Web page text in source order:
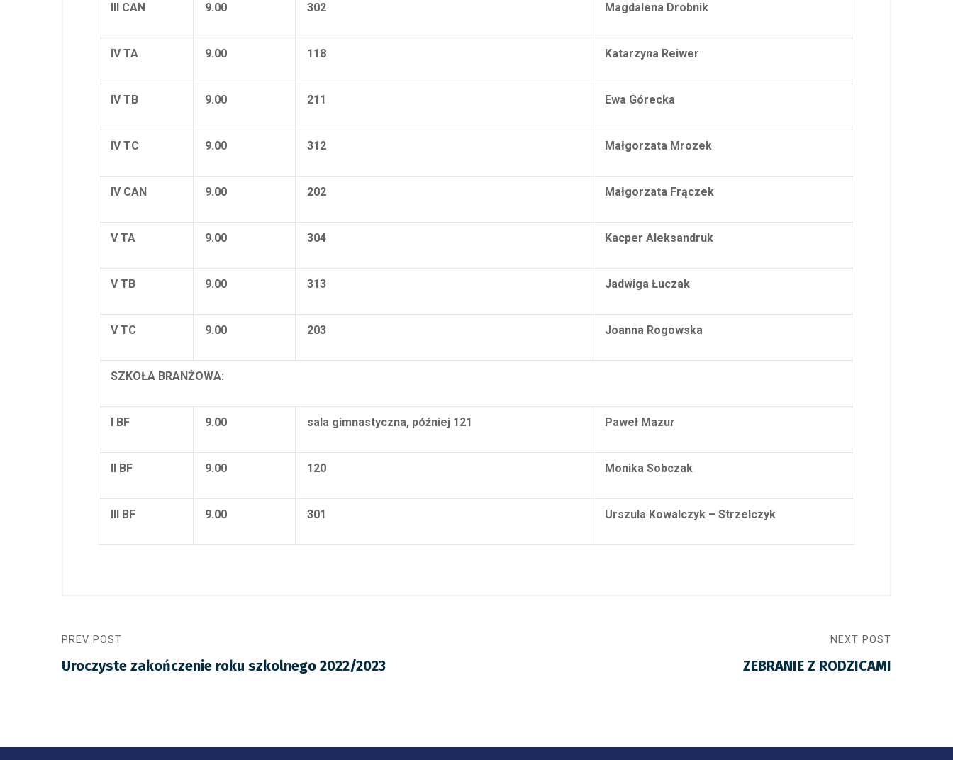
III CAN 9.00 302 Magdalena Drobnik
IV TA 9.00 118 Katarzyna Reiwer
IV TB 9.00 211 Ewa Górecka
IV TC 9.00 312 Małgorzata Mrozek
IV CAN 9.00 202 Małgorzata Frączek
V TA 9.00 304 Kacper Aleksandruk
V TB 9.00 313 Jadwiga Łuczak
V TC 9.00 203 Joanna Rogowska
SZKOŁA BRANŻOWA:
I BF 9.00 sala gimnastyczna, później 121 Paweł Mazur
II BF 9.00 120 Monika Sobczak
III BF 9.00 301 Urszula Kowalczyk – Strzelczyk
PREV POST
Uroczyste zakończenie roku szkolnego 2022/2023
NEXT POST
ZEBRANIE Z RODZICAMI